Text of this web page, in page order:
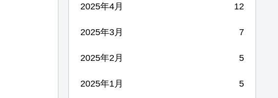
2025年4月 12
2025年3月 7
2025年2月 5
2025年1月 5